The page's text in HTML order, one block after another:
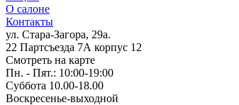
О салоне
Контакты
ул. Стара-Загора, 29а.
22 Партсъезда 7А корпус 12
Смотреть на карте
Пн. - Пят.: 10:00-19:00
Суббота 10.00-18.00
Воскресенье-выходной